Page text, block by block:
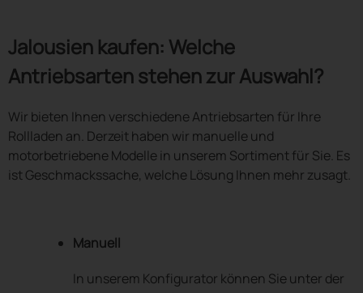
Jalousien kaufen: Welche
Antriebsarten stehen zur Auswahl?
Wir bieten Ihnen verschiedene Antriebsarten für Ihre
Rollladen an. Derzeit haben wir manuelle und
motorbetriebene Modelle in unserem Sortiment für Sie. Es
ist Geschmackssache, welche Lösung Ihnen mehr zusagt.
Manuell
In unserem Konfigurator können Sie unter der